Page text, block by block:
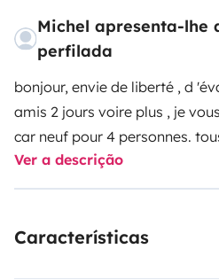
Michel apresenta-lhe
perfilada
bonjour, envie de liberté , d
amis 2 jours voire plus , je
car neuf pour 4 personnes.
passé des vacances
familleséquipement intérieur:
pavillon électrique 160x190
Ver a descrição
Características